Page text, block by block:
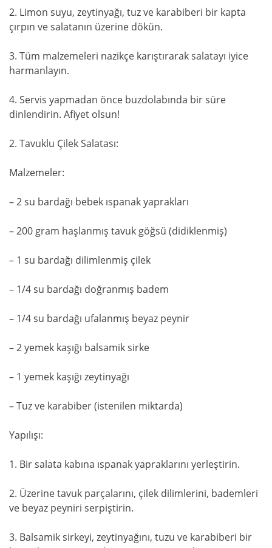
2. Limon suyu, zeytinyağı, tuz ve karabiberi bir kapta
çırpın ve salatanın üzerine dökün.
3. Tüm malzemeleri nazikçe karıştırarak salatayı iyice
harmanlayın.
4. Servis yapmadan önce buzdolabında bir süre
dinlendirin. Afiyet olsun!
2. Tavuklu Çilek Salatası:
Malzemeler:
– 2 su bardağı bebek ıspanak yaprakları
– 200 gram haşlanmış tavuk göğsü (didiklenmiş)
– 1 su bardağı dilimlenmiş çilek
– 1/4 su bardağı doğranmış badem
– 1/4 su bardağı ufalanmış beyaz peynir
– 2 yemek kaşığı balsamik sirke
– 1 yemek kaşığı zeytinyağı
– Tuz ve karabiber (istenilen miktarda)
Yapılışı:
1. Bir salata kabına ıspanak yapraklarını yerleştirin.
2. Üzerine tavuk parçalarını, çilek dilimlerini, bademleri
ve beyaz peyniri serpiştirin.
3. Balsamik sirkeyi, zeytinyağını, tuzu ve karabiberi bir